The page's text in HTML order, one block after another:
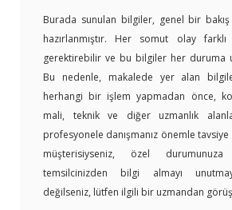
Burada sunulan bilgiler, genel bir bakış
hazırlanmıştır. Her somut olay
gerektirebilir ve bu bilgiler her duruma
Bu nedenle, makalede yer alan
herhangi bir işlem yapmadan önce,
mali, teknik ve diğer uzmanlık
profesyonele danışmanız önemle
müşterisiyseniz, özel
temsilcinizden bilgi almayı
değilseniz, lütfen ilgili bir uzmandan görüş